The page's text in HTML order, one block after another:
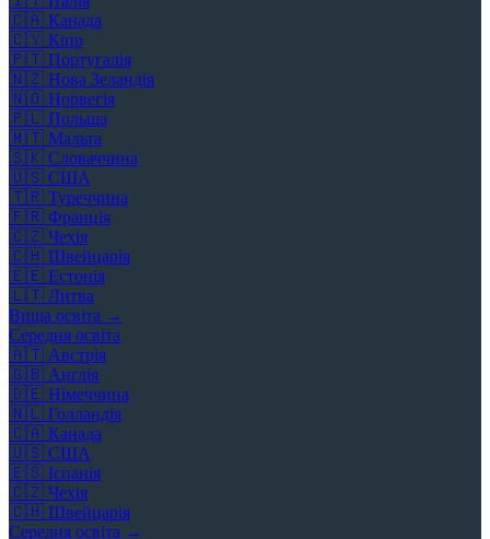
🇨🇦 Канада
🇨🇾 Кіпр
🇵🇹 Португалія
🇳🇿 Нова Зеландія
🇳🇴 Норвегія
🇵🇱 Польща
🇲🇹 Мальта
🇸🇰 Словаччина
🇺🇸 США
🇹🇷 Туреччина
🇫🇷 Франція
🇨🇿 Чехія
🇨🇭 Швейцарія
🇪🇪 Естонія
🇱🇹 Литва
Вища освіта →
Середня освіта
🇦🇹 Австрія
🇬🇧 Англія
🇩🇪 Німеччина
🇳🇱 Голландія
🇨🇦 Канада
🇺🇸 США
🇪🇸 Іспанія
🇨🇿 Чехія
🇨🇭 Швейцарія
Середня освіта →